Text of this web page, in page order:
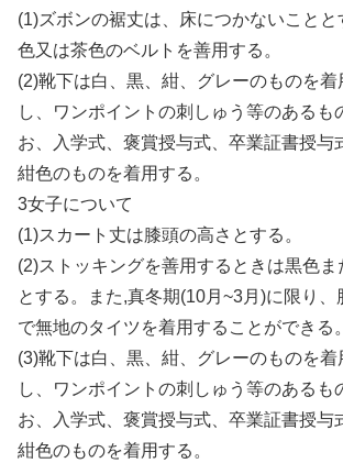
(1)ズボンの裾丈は、床につかないこと
色又は茶色のベルトを善用する。
(2)靴下は白、黒、紺、グレーのものを
し、ワンポイントの刺しゅう等のあるも
お、入学式、褒賞授与式、卒業証書授与
紺色のものを着用する。
3女子について
(1)スカート丈は膝頭の高さとする。
(2)ストッキングを善用するときは黒色
とする。また,真冬期(10月~3月)に限り
で無地のタイツを着用することができる。
(3)靴下は白、黒、紺、グレーのものを
し、ワンポイントの刺しゅう等のあるも
お、入学式、褒賞授与式、卒業証書授与
紺色のものを着用する。